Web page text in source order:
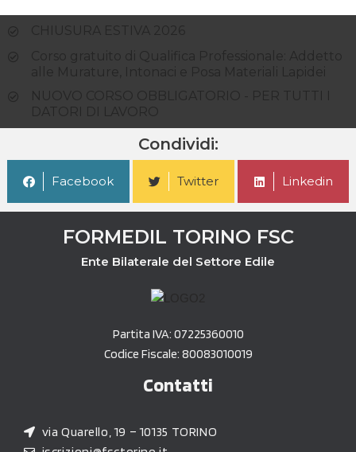
Condividi:
Facebook Twitter Linkedin
FORMEDIL TORINO FSC
Ente Bilaterale del Settore Edile
Partita IVA: 07225360010
Codice Fiscale: 80083010019
Contatti
via Quarello, 19 – 10135 TORINO